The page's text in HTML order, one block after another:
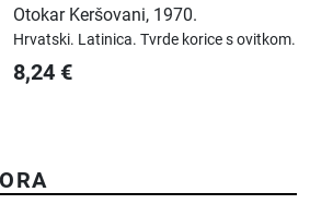
Otokar Keršovani, 1970.
Hrvatski. Latinica.Tvrde korice s ovitkom.
8,24 €